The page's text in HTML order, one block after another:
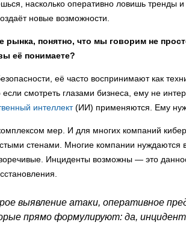
насколько оперативно ловишь тренды
новые возможности.
рынка, понятно, что мы говорим не
её понимаете?
её часто воспринимают как
смотреть глазами бизнеса, ему не
интеллект(ИИ) применяются. Ему
мер. И для многих компаний
стенами. Многие компании нуждаются
Инциденты возможны — это
выявление атаки, оперативное
прямо формулируют: да,